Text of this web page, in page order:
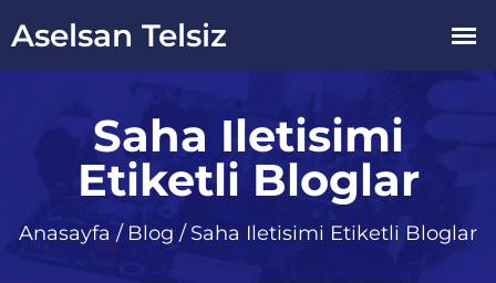
Saha Iletisimi
Etiketli Bloglar
Anasayfa / Blog / Saha Iletisimi Etiketli Bloglar